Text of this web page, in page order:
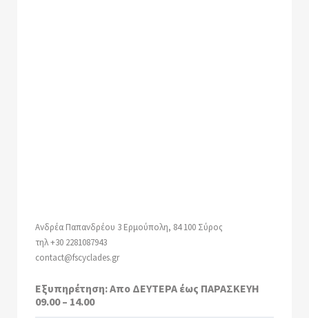
Ανδρέα Παπανδρέου 3 Ερμούπολη, 84 100 Σύρος
τηλ +30 2281087943
contact@fscyclades.gr
Εξυπηρέτηση:Απο ΔΕΥΤΕΡΑ έως ΠΑΡΑΣΚΕΥΗ
09.00 – 14.00